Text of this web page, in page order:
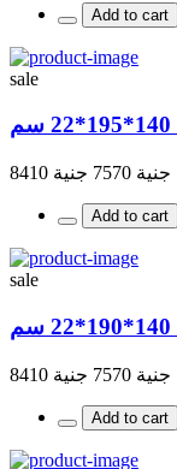
Add to cart
sale
جنية 7570 جنية 8410
Add to cart
sale
جنية 7570 جنية 8410
Add to cart